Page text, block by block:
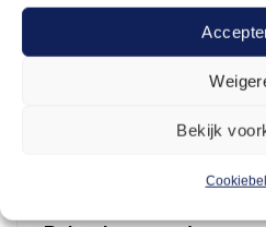
Bekijk
uitstraling. Door manden te
profiteer je van een ruim
opslagruimte nodig te
Voordelen van manden